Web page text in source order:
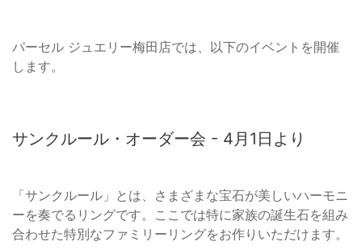
パーセル ジュエリー梅田店では、以下のイベントを開催
します。
サンクルール・オーダー会 - 4月1日より
「サンクルール」とは、さまざまな宝石が美しいハーモニ
ーを奏でるリングです。ここでは特に家族の誕生石を組み
合わせた特別なファミリーリングをお作りいただけます。